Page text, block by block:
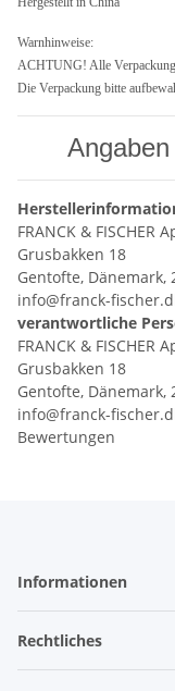
Warnhinweise:
ACHTUNG! Alle
Die Verpackung bitte
FRANCK & FISCHER
Grusbakken 18
Gentofte, Dänemark,
info@franck-
verantwortliche
FRANCK & FISCHER
Grusbakken 18
Gentofte, Dänemark,
info@franck-
Bewertungen
Informationen
Rechtliches